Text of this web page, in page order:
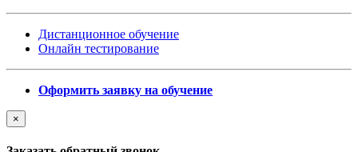
Дистанционное обучение
Онлайн тестирование
Оформить заявку на обучение
×